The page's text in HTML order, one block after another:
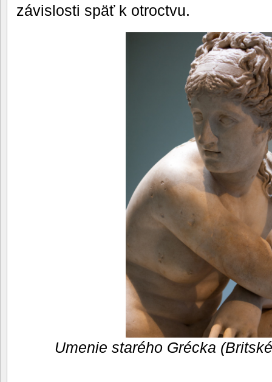
závislosti späť k otroctvu.
Umenie starého Grécka